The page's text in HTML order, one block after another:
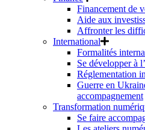
Financement de
Aide aux
Affronter les
International
Formalités
Se développer à
Réglementation
Guerre en
accompagnement
Transformation
Se faire